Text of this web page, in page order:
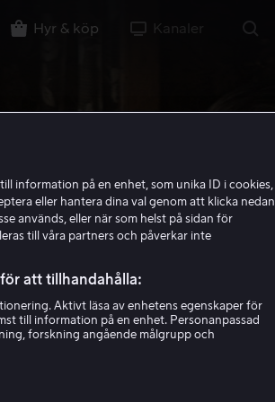
Hyr & köp Kanaler
information på en enhet, som unika ID i cookies,
eller hantera dina val genom att klicka nedan,
används, eller när som helst på sidan för
till våra partners och påverkar inte
att tillhandahålla:
Aktivt läsa av enhetens egenskaper för
till information på en enhet. Personanpassad
forskning angående målgrupp och